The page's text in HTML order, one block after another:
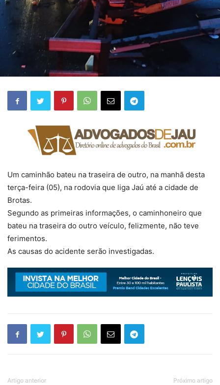
Um caminhão bateu na traseira de outro, na manhã desta
terça-feira (05), na rodovia que liga Jaú até a cidade de
Brotas.
Segundo as primeiras informações, o caminhoneiro que
bateu na traseira do outro veículo, felizmente, não teve
ferimentos.
As causas do acidente serão investigadas.
Artigo anterior Próximo artigo